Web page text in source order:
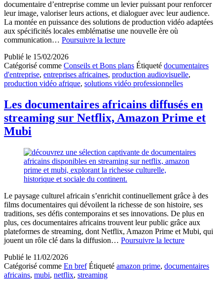
documentaire d’entreprise comme un levier puissant pour renforcer
leur image, valoriser leurs actions, et dialoguer avec leur audience.
La montée en puissance des solutions de production vidéo adaptées
aux spécificités locales emblématise une nouvelle ère où
communication… Poursuivre la lectureProduire
pour
entreprises
africaines
des
solutions
de
Publié le 15/02/2026
Catégorisé comme Conseils et Bons plans Étiqueté documentaires
d'entreprise, entreprises africaines, production audiovisuelle,
production vidéo afrique, solutions vidéo professionnelles
Les documentaires africains diffusés en
streaming sur Netflix, Amazon Prime et
Mubi
Le paysage culturel africain s’enrichit continuellement grâce à des
films documentaires qui dévoilent la richesse de son histoire, ses
traditions, ses défis contemporains et ses innovations. De plus en
plus, ces documentaires africains trouvent leur public grâce aux
plateformes de streaming, dont Netflix, Amazon Prime et Mubi, qui
jouent un rôle clé dans la diffusion… Poursuivre la lectureLes
diffusés
Publié le 11/02/2026
Catégorisé comme En bref Étiqueté amazon prime, documentaires
africains, mubi, netflix, streaming